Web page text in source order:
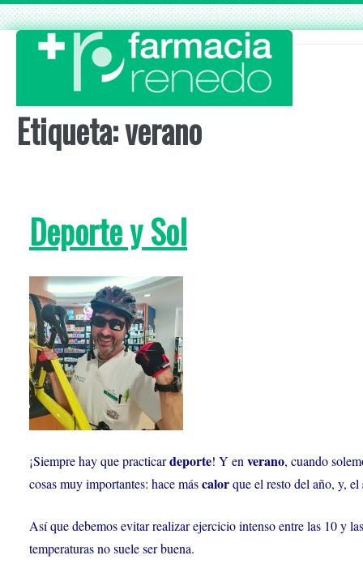
Skip
to
content
Etiqueta:verano
Deporte y Sol
¡Siempre hay que practicardeporte! Y en verano, cuando
cosas muy importantes: hace máscalorque el resto del año, y, el
Así que debemos evitar realizar ejercicio intenso entre las 10 y
temperaturas no suele ser buena.